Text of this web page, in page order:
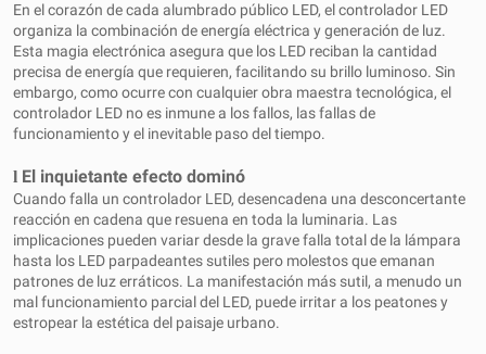
En el corazón de cada alumbrado público LED, el controlador LED
organiza la combinación de energía eléctrica y generación de luz.
Esta magia electrónica asegura que los LED reciban la cantidad
precisa de energía que requieren, facilitando su brillo luminoso. Sin
embargo, como ocurre con cualquier obra maestra tecnológica, el
controlador LED no es inmune a los fallos, las fallas de
funcionamiento y el inevitable paso del tiempo.
l El inquietante efecto dominó
Cuando falla un controlador LED, desencadena una desconcertante
reacción en cadena que resuena en toda la luminaria. Las
implicaciones pueden variar desde la grave falla total de la lámpara
hasta los LED parpadeantes sutiles pero molestos que emanan
patrones de luz erráticos. La manifestación más sutil, a menudo un
mal funcionamiento parcial del LED, puede irritar a los peatones y
estropear la estética del paisaje urbano.